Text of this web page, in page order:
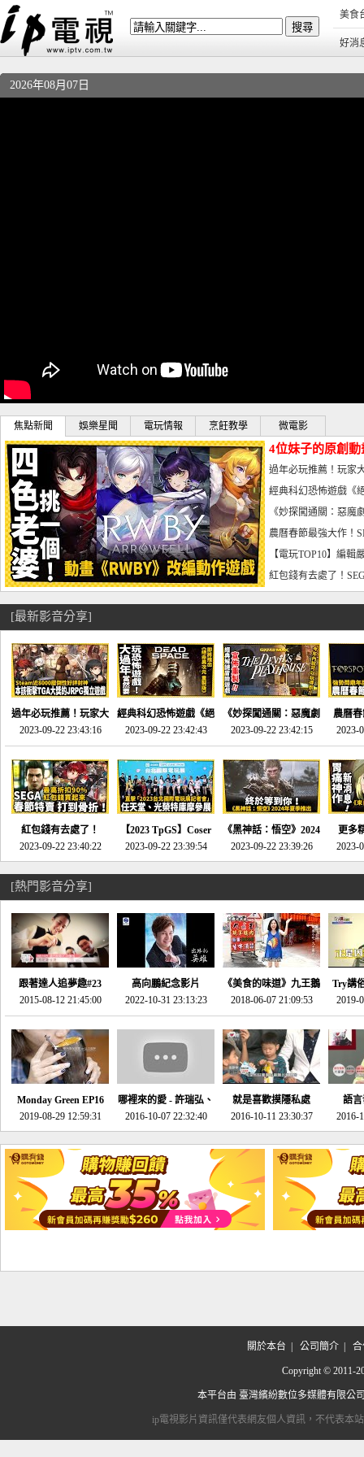
美食
好消
2026年08月07日
焦點新聞 娛樂星聞 電玩情報 烹飪教學 微電影
4位妹子的原創
曝光_電玩宅速配
過年必玩推薦！玩家
宅速配20230126
經典科幻恐怖遊戲《
懼體驗-電玩宅速配
《妙探闖通關：惡
到!!-電玩宅速配
農曆春節最強大作！
電玩宅速配20230123
【電玩TOP10】編
了，封面圖直接雷你
紅包錢有去處了！
宅速配20230119
[最新影音分享]
過年必玩推薦！玩家大
推的JRPG神作《神之
天平》介紹！-電玩宅
速配20230126
2023-09-22 23:43:16
經典科幻恐怖遊戲《絕
命異次元 重製版》重
回「石村號」的恐懼體
驗-電玩宅速配
20230125
2023-09-22 23:42:43
《妙探闖通關：惡魔劇
場》將推出「重製
版」!!!今年就能玩到!!-
電玩宅速配20230124
2023-09-22 23:42:15
農曆
SE社
動作角
電玩宅
2023-
紅包錢有去處了！
SEGA春節特賣 超過85
款遊戲打到骨折-電玩
宅速配20230119
2023-09-22 23:40:22
【2023 TpGS】Coser
和Show Girl搶先看！
直擊展前記者會-電玩
2023-09-22 23:39:54
《黑神話：悟空》2024
年夏季推出！確定不會
延期齁？-電玩宅速配
2023-09-22 23:39:26
更多
《來
金鄉
2023-
[熱門影音分享]
跟著達人追夢趣#23
promo-我想開間咖啡
館(謝佳凌)
2015-08-12 21:45:00
高向鵬紀念影片
2022-10-31 23:13:23
《美食的味道》九王鵝
肉
2018-06-07 21:09:53
Try講
2019-
Monday Green EP16
超意外~環保原來可以
邊玩邊做！
2019-08-29 12:59:31
哪裡來的愛 - 許瑞弘、
李其芬
2016-10-07 22:32:40
就是喜歡摸隱私處
2016-10-11 23:30:37
語
2016-
關於本台 公司簡介| 合
Copyright © 2011-
本平台由 臺灣繽紛數位多媒體有限公
ip電視影片資訊僅代表網友個人資訊，不代表本